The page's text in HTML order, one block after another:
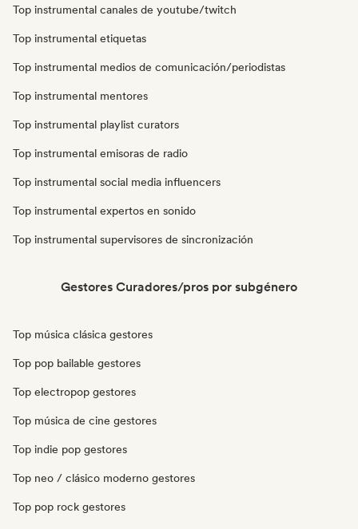
Top instrumental canales de youtube/twitch
Top instrumental etiquetas
Top instrumental medios de comunicación/periodistas
Top instrumental mentores
Top instrumental playlist curators
Top instrumental emisoras de radio
Top instrumental social media influencers
Top instrumental expertos en sonido
Top instrumental supervisores de sincronización
Gestores Curadores/pros por subgénero
Top música clásica gestores
Top pop bailable gestores
Top electropop gestores
Top música de cine gestores
Top indie pop gestores
Top neo / clásico moderno gestores
Top pop rock gestores